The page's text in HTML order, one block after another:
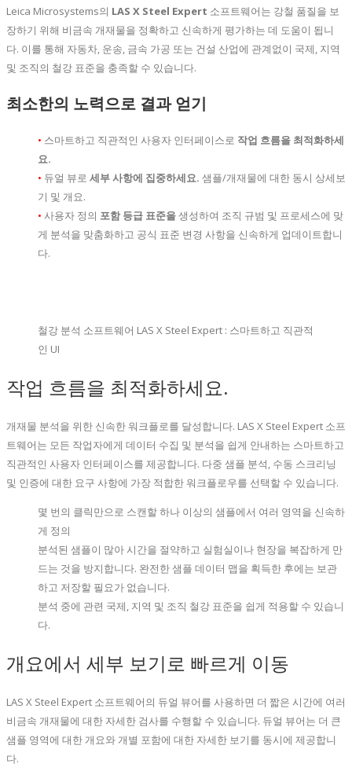
Leica Microsystems의 LAS X Steel Expert 소프트웨어는 강철 품질을 보
장하기 위해 비금속 개재물을 정확하고 신속하게 평가하는 데 도움이 됩니
다. 이를 통해 자동차, 운송, 금속 가공 또는 건설 산업에 관계없이 국제, 지역
및 조직의 철강 표준을 충족할 수 있습니다.
최소한의 노력으로 결과 얻기
• 스마트하고 직관적인 사용자 인터페이스로 작업 흐름을 최적화하세
요.
• 듀얼 뷰로 세부 사항에 집중하세요. 샘플/개재물에 대한 동시 상세보
기 및 개요.
• 사용자 정의 포함 등급 표준을생성하여 조직 규범 및 프로세스에 맞
게 분석을 맞춤화하고 공식 표준 변경 사항을 신속하게 업데이트합니
다.
철강 분석 소프트웨어 LAS X Steel Expert : 스마트하고 직관적
인 UI
작업 흐름을 최적화하세요.
개재물 분석을 위한 신속한 워크플로를 달성합니다. LAS X Steel Expert 소프
트웨어는 모든 작업자에게 데이터 수집 및 분석을 쉽게 안내하는 스마트하고
직관적인 사용자 인터페이스를 제공합니다. 다중 샘플 분석, 수동 스크리닝
및 인증에 대한 요구 사항에 가장 적합한 워크플로우를 선택할 수 있습니다.
몇 번의 클릭만으로 스캔할 하나 이상의 샘플에서 여러 영역을 신속하
게 정의
분석된 샘플이 많아 시간을 절약하고 실험실이나 현장을 복잡하게 만
드는 것을 방지합니다. 완전한 샘플 데이터 맵을 획득한 후에는 보관
하고 저장할 필요가 없습니다.
분석 중에 관련 국제, 지역 및 조직 철강 표준을 쉽게 적용할 수 있습니
다.
개요에서 세부 보기로 빠르게 이동
LAS X Steel Expert 소프트웨어의 듀얼 뷰어를 사용하면 더 짧은 시간에 여러
비금속 개재물에 대한 자세한 검사를 수행할 수 있습니다. 듀얼 뷰어는 더 큰
샘플 영역에 대한 개요와 개별 포함에 대한 자세한 보기를 동시에 제공합니
다.